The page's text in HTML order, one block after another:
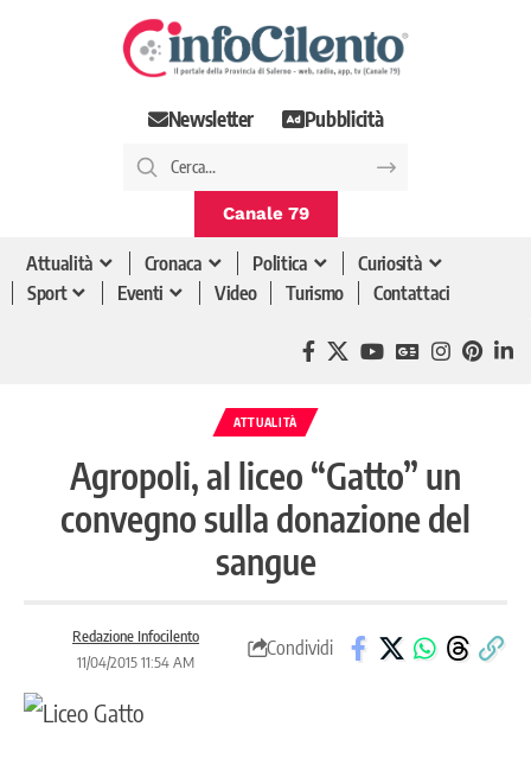
Newsletter Pubblicità
Canale 79
Attualità Cronaca Politica
Curiosità
Sport
Eventi Video Turismo Contattaci
ATTUALITÀ
Agropoli, al liceo “Gatto” un
convegno sulla donazione del
sangue
Redazione Infocilento
11/04/2015 11:54 AM
Condividi